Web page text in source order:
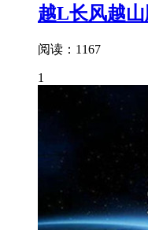
越L长风越
阅读：1167
1